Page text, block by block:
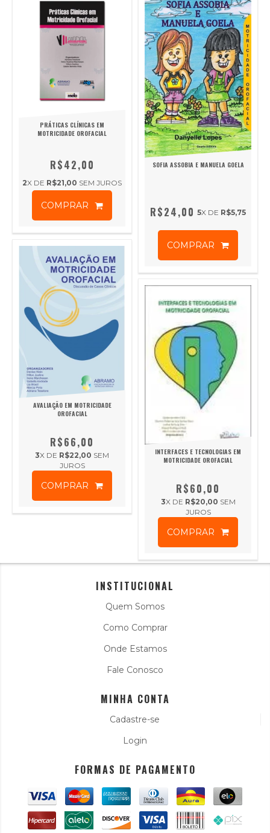
PRÁTICAS CLÍNICAS EM
MOTRICIDADE OROFACIAL
R$42,00
2X DE R$21,00 SEM JUROS
COMPRAR
SOFIA ASSOBIA E MANUELA GOELA
R$24,00 5X DE R$5,75
COMPRAR
AVALIAÇÃO EM MOTRICIDADE
OROFACIAL
R$66,00
3X DE R$22,00 SEM
JUROS
COMPRAR
INTERFACES E TECNOLOGIAS EM
MOTRICIDADE OROFACIAL
R$60,00
3X DE R$20,00 SEM
JUROS
COMPRAR
INSTITUCIONAL
Quem Somos
Como Comprar
Onde Estamos
Fale Conosco
MINHA CONTA
Cadastre-se
Login
FORMAS DE PAGAMENTO